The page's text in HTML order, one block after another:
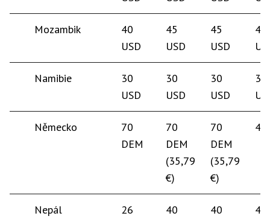
Mozambik
40
USD
45
USD
45
USD
45
Namibie
30
USD
30
USD
30
USD
30
Německo
70
DEM
70
DEM
(35,79
€)
70
DEM
(35,79
€)
40
Nepál
26
40
40
40